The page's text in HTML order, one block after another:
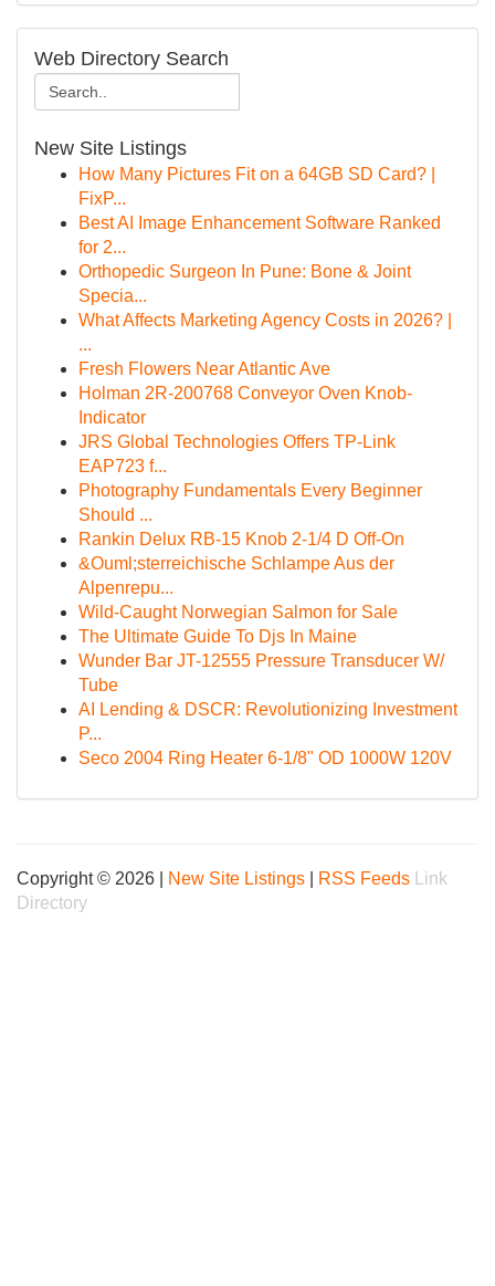
Web Directory Search
New Site Listings
How Many Pictures Fit on a 64GB SD Card? |
FixP...
Best AI Image Enhancement Software Ranked
for 2...
Orthopedic Surgeon In Pune: Bone & Joint
Specia...
What Affects Marketing Agency Costs in 2026? |
...
Fresh Flowers Near Atlantic Ave
Holman 2R-200768 Conveyor Oven Knob-
Indicator
JRS Global Technologies Offers TP-Link
EAP723 f...
Photography Fundamentals Every Beginner
Should ...
Rankin Delux RB-15 Knob 2-1/4 D Off-On
&Ouml;sterreichische Schlampe Aus der
Alpenrepu...
Wild-Caught Norwegian Salmon for Sale
The Ultimate Guide To Djs In Maine
Wunder Bar JT-12555 Pressure Transducer W/
Tube
AI Lending & DSCR: Revolutionizing Investment
P...
Seco 2004 Ring Heater 6-1/8" OD 1000W 120V
Copyright © 2026 | New Site Listings RSS Feeds
Link
Directory